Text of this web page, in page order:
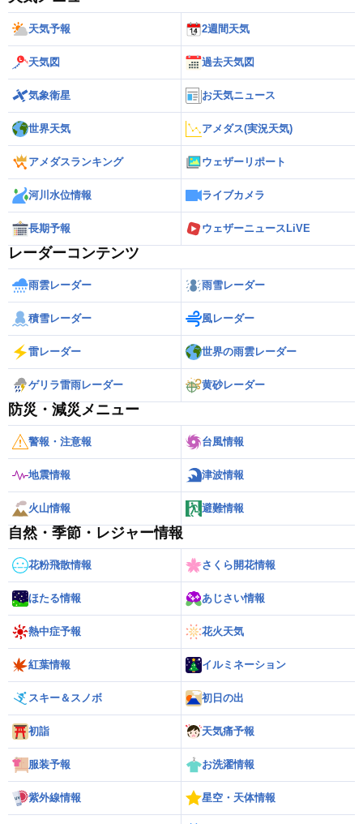
天気予報 2週間天気
天気図 過去天気図
気象衛星 お天気ニュース
世界天気 アメダス(実況天気)
アメダスランキング ウェザーリポート
河川水位情報 ライブカメラ
長期予報 ウェザーニュースLiVE
レーダーコンテンツ
雨雲レーダー 雨雪レーダー
積雪レーダー 風レーダー
雷レーダー 世界の雨雲レーダー
ゲリラ雷雨レーダー 黄砂レーダー
防災・減災メニュー
警報・注意報 台風情報
地震情報 津波情報
火山情報 避難情報
自然・季節・レジャー情報
花粉飛散情報 さくら開花情報
ほたる情報 あじさい情報
熱中症予報 花火天気
紅葉情報 イルミネーション
スキー＆スノボ 初日の出
初詣 天気痛予報
服装予報 お洗濯情報
紫外線情報 星空・天体情報